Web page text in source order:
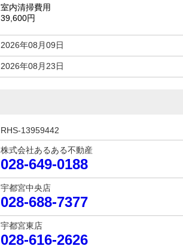
室内清掃費用
39,600円
2026年08月09日
2026年08月23日
RHS-13959442
株式会社あるある不動産
028-649-0188
宇都宮中央店
028-688-7377
宇都宮東店
028-616-2626